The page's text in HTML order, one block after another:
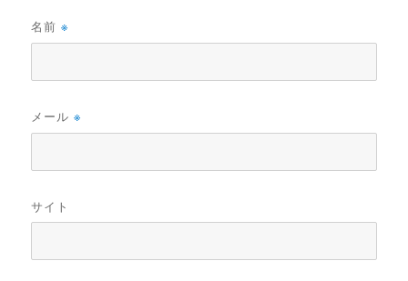
名前※
メール※
サイト